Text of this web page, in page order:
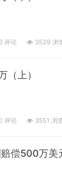
评论 3529 浏
上）
评论 3551 浏
偿500万美